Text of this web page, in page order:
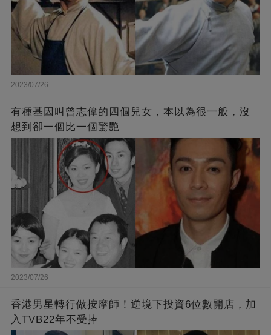
2023/07/26
有種基因叫曾志偉的四個兒女，本以為很一般，沒
想到卻一個比一個驚艷
2023/07/26
香港男星轉行做按摩師！逆境下投資6位數開店，加
入TVB22年不受捧